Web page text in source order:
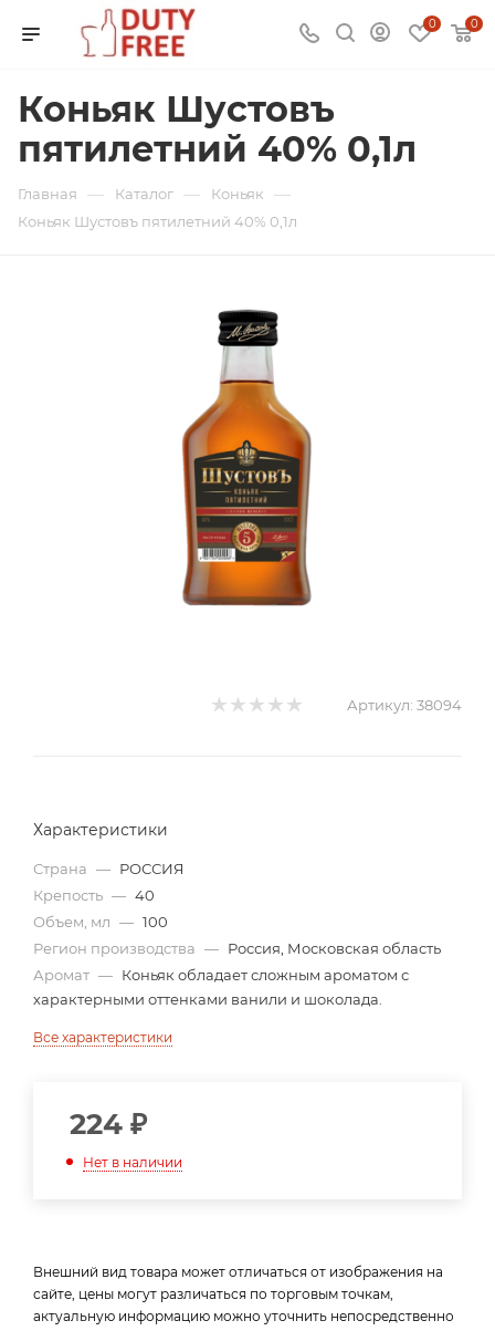
0 0
Коньяк Шустовъ
пятилетний 40% 0,1л
Главная — Каталог — Коньяк —
Коньяк Шустовъ пятилетний 40% 0,1л
Артикул: 38094
Характеристики
Страна — РОССИЯ
Крепость — 40
Объем, мл — 100
Регион производства — Россия, Московская область
Аромат — Коньяк обладает сложным ароматом с
характерными оттенками ванили и шоколада.
Все характеристики
224 ₽
Нет в наличии
Внешний вид товара может отличаться от изображения на
сайте, цены могут различаться по торговым точкам,
актуальную информацию можно уточнить непосредственно